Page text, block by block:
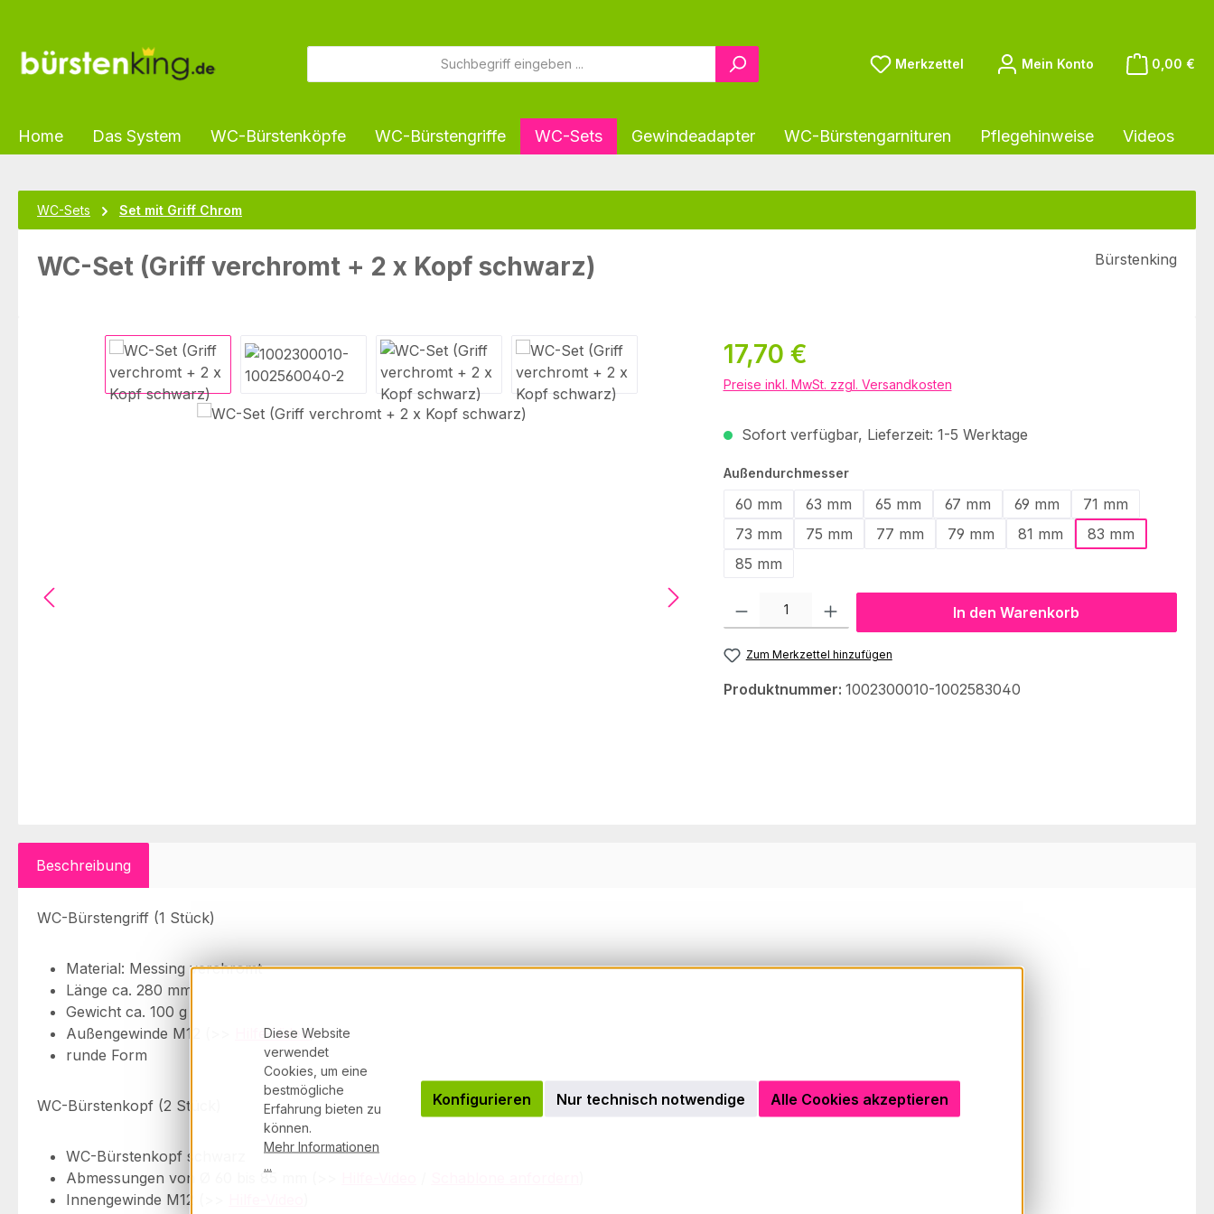
Merkzettel Du hast 0 Produkte auf dem Merkzettel
Mein Konto 0,00 €
Home Das System WC-Bürstenköpfe WC-Bürstengriffe WC-Sets Gewindeadapter WC-Bürstengarnituren Pflegehinweise Videos
WC-Sets Set mit Griff Chrom
WC-Set (Griff verchromt + 2 x Kopf schwarz) Bürstenking
Bildergalerie überspringen Regulärer Preis:
17,70 €
Preise inkl. MwSt. zzgl. Versandkosten
Sofort verfügbar, Lieferzeit: 1-5 Werktage
Außendurchmesserauswählen
60 mm 63 mm 65 mm 67 mm 69 mm
71 mm
73 mm
75 mm 77 mm 79 mm 81 mm
83 mm
85 mm
Produkt Anzahl: Gib den gewünschten Wert ein oder benutze die Schaltflächen
In den Warenkorb
Zum Merkzettel hinzufügen
Produktnummer: 1002300010-1002583040
Beschreibung
WC-Bürstengriff (1 Stück)
Material: Messing verchromt
Länge ca. 280 mm
Gewicht ca. 100 g
Außengewinde M12 (>>
Hilfe-Video)
runde Form
WC-Bürstenkopf (2 Stück)
WC-Bürstenkopf schwarz
Abmessungen von Ø 60 bis 85 mm (>>
Innengewinde M12 (>>
Diese Website
verwendet
Cookies, um eine
bestmögliche
Erfahrung bieten zu
können.
Mehr Informationen
...
Nur technisch notwendige
Konfigurieren Alle Cookies akzeptieren